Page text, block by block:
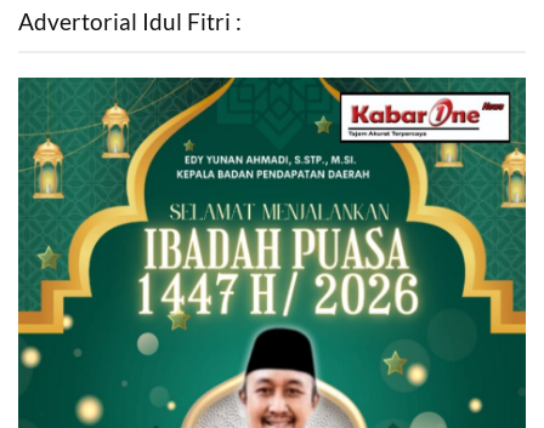
Advertorial Idul Fitri :